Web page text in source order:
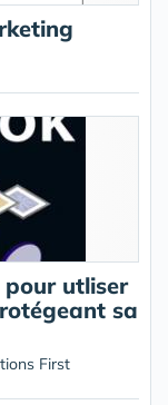
pour utliser
sa
First